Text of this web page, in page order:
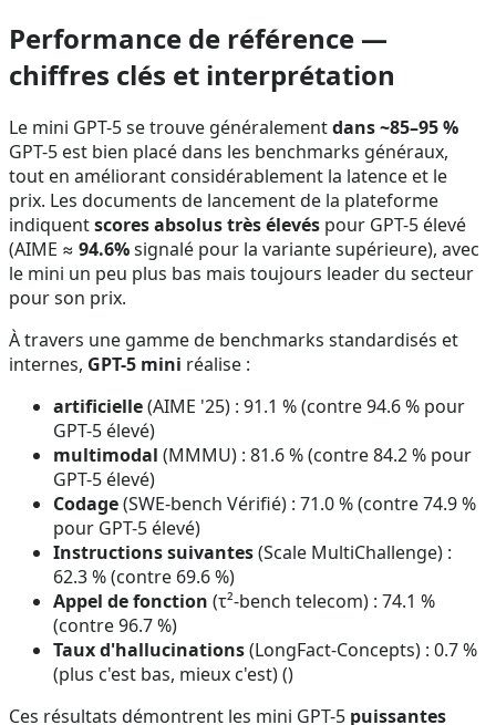
Performance de référence —
chiffres clés et interprétation
Le mini GPT-5 se trouve généralementdans ~85–95 %
GPT-5 est bien placé dans les benchmarks généraux,
tout en améliorant considérablement la latence et le
prix. Les documents de lancement de la plateforme
indiquentscores absolus très élevés pour GPT-5 élevé
(AIME ≈ 94.6%signalé pour la variante supérieure), avec
le mini un peu plus bas mais toujours leader du secteur
pour son prix.
À travers une gamme de benchmarks standardisés et
internes, GPT-5 mini réalise :
artificielle(AIME '25) : 91.1 % (contre 94.6 % pour
GPT-5 élevé)
multimodal (MMMU) : 81.6 % (contre 84.2 % pour
GPT-5 élevé)
Codage(SWE-bench Vérifié) : 71.0 % (contre 74.9 %
pour GPT-5 élevé)
Instructions suivantes(Scale MultiChallenge) :
62.3 % (contre 69.6 %)
Appel de fonction (τ²-bench telecom) : 74.1 %
(contre 96.7 %)
Taux d'hallucinations(LongFact-Concepts) : 0.7 %
(plus c'est bas, mieux c'est) ()
Ces résultats démontrent les mini GPT-5 puissantes